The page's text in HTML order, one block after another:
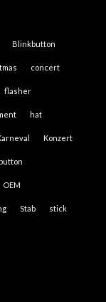
Blinkbutton
concert
flasher
hat
Konzert
OEM
Stab stick